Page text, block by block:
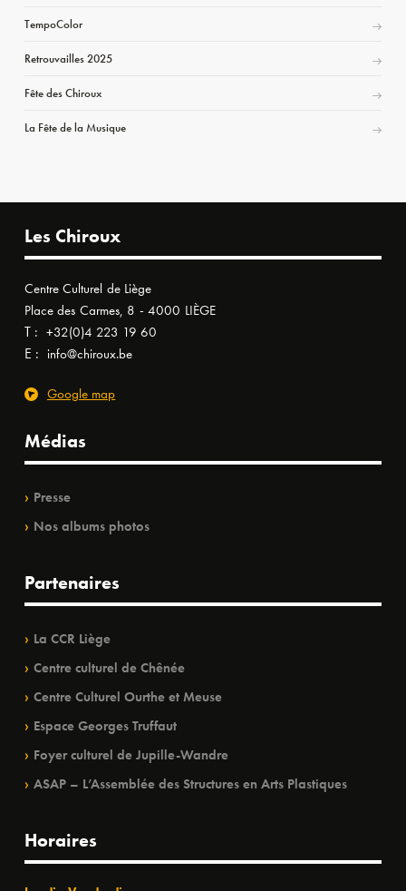
TempoColor
Retrouvailles 2025
Fête des Chiroux
La Fête de la Musique
Les Chiroux
Centre Culturel de Liège
Place des Carmes, 8 - 4000 LIÈGE
T : +32(0)4 223 19 60
E : info@chiroux.be
Google map
Médias
Presse
Nos albums photos
Partenaires
La CCR Liège
Centre culturel de Chênée
Centre Culturel Ourthe et Meuse
Espace Georges Truffaut
Foyer culturel de Jupille-Wandre
ASAP – L’Assemblée des Structures en Arts Plastiques
Horaires